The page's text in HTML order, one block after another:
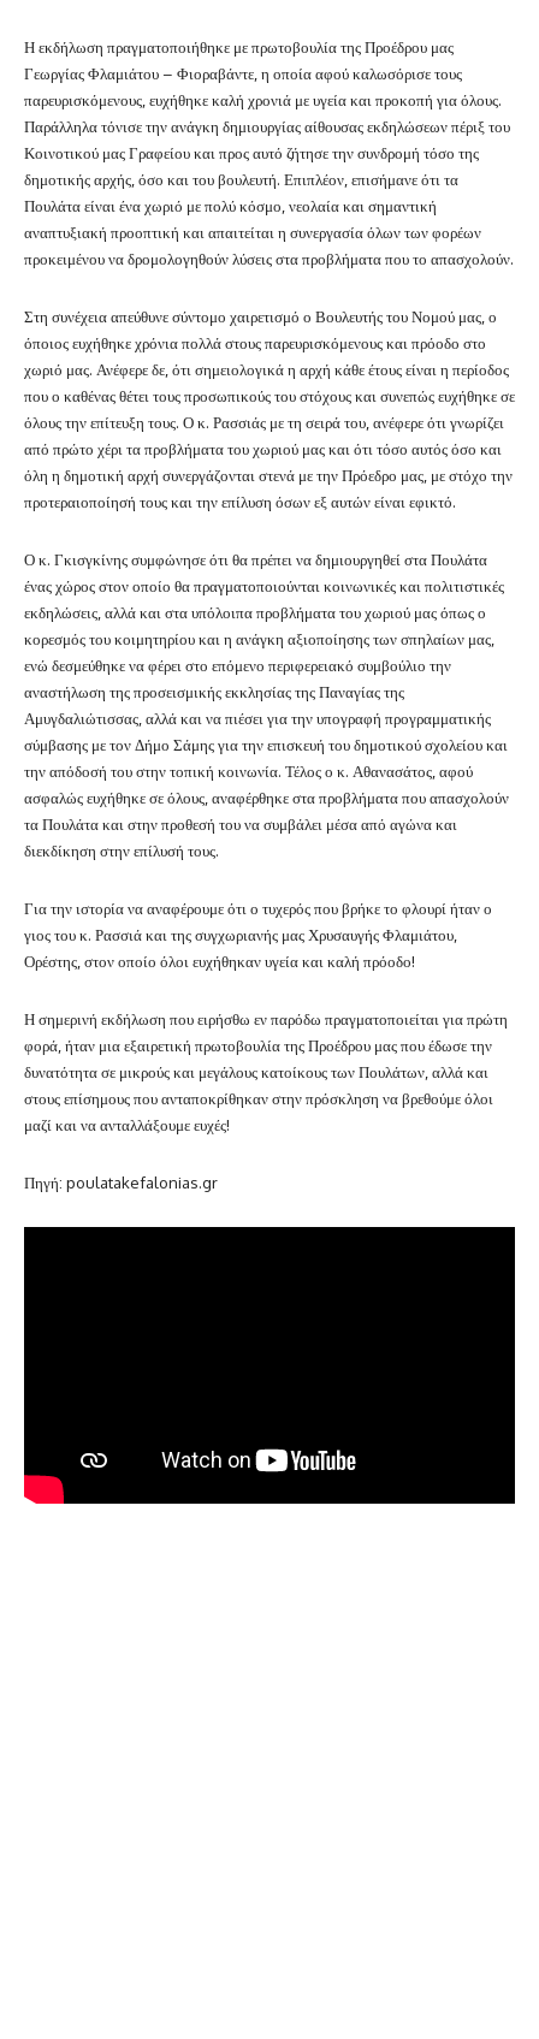
Η εκδήλωση πραγματοποιήθηκε με πρωτοβουλία της Προέδρου μας
Γεωργίας Φλαμιάτου – Φιοραβάντε, η οποία αφού καλωσόρισε τους
παρευρισκόμενους, ευχήθηκε καλή χρονιά με υγεία και προκοπή για όλους.
Παράλληλα τόνισε την ανάγκη δημιουργίας αίθουσας εκδηλώσεων πέριξ του
Κοινοτικού μας Γραφείου και προς αυτό ζήτησε την συνδρομή τόσο της
δημοτικής αρχής, όσο και του βουλευτή. Επιπλέον, επισήμανε ότι τα
Πουλάτα είναι ένα χωριό με πολύ κόσμο, νεολαία και σημαντική
αναπτυξιακή προοπτική και απαιτείται η συνεργασία όλων των φορέων
προκειμένου να δρομολογηθούν λύσεις στα προβλήματα που το απασχολούν.
Στη συνέχεια απεύθυνε σύντομο χαιρετισμό ο Βουλευτής του Νομού μας, ο
όποιος ευχήθηκε χρόνια πολλά στους παρευρισκόμενους και πρόοδο στο
χωριό μας. Ανέφερε δε, ότι σημειολογικά η αρχή κάθε έτους είναι η περίοδος
που ο καθένας θέτει τους προσωπικούς του στόχους και συνεπώς ευχήθηκε σε
όλους την επίτευξη τους. Ο κ. Ρασσιάς με τη σειρά του, ανέφερε ότι γνωρίζει
από πρώτο χέρι τα προβλήματα του χωριού μας και ότι τόσο αυτός όσο και
όλη η δημοτική αρχή συνεργάζονται στενά με την Πρόεδρο μας, με στόχο την
προτεραιοποίησή τους και την επίλυση όσων εξ αυτών είναι εφικτό.
Ο κ. Γκισγκίνης συμφώνησε ότι θα πρέπει να δημιουργηθεί στα Πουλάτα
ένας χώρος στον οποίο θα πραγματοποιούνται κοινωνικές και πολιτιστικές
εκδηλώσεις, αλλά και στα υπόλοιπα προβλήματα του χωριού μας όπως ο
κορεσμός του κοιμητηρίου και η ανάγκη αξιοποίησης των σπηλαίων μας,
ενώ δεσμεύθηκε να φέρει στο επόμενο περιφερειακό συμβούλιο την
αναστήλωση της προσεισμικής εκκλησίας της Παναγίας της
Αμυγδαλιώτισσας, αλλά και να πιέσει για την υπογραφή προγραμματικής
σύμβασης με τον Δήμο Σάμης για την επισκευή του δημοτικού σχολείου και
την απόδοσή του στην τοπική κοινωνία. Τέλος ο κ. Αθανασάτος, αφού
ασφαλώς ευχήθηκε σε όλους, αναφέρθηκε στα προβλήματα που απασχολούν
τα Πουλάτα και στην προθεσή του να συμβάλει μέσα από αγώνα και
διεκδίκηση στην επίλυσή τους.
Για την ιστορία να αναφέρουμε ότι ο τυχερός που βρήκε το φλουρί ήταν ο
γιος του κ. Ρασσιά και της συγχωριανής μας Χρυσαυγής Φλαμιάτου,
Ορέστης, στον οποίο όλοι ευχήθηκαν υγεία και καλή πρόοδο!
Η σημερινή εκδήλωση που ειρήσθω εν παρόδω πραγματοποιείται για πρώτη
φορά, ήταν μια εξαιρετική πρωτοβουλία της Προέδρου μας που έδωσε την
δυνατότητα σε μικρούς και μεγάλους κατοίκους των Πουλάτων, αλλά και
στους επίσημους που ανταποκρίθηκαν στην πρόσκληση να βρεθούμε όλοι
μαζί και να ανταλλάξουμε ευχές!
Πηγή: poulatakefalonias.gr